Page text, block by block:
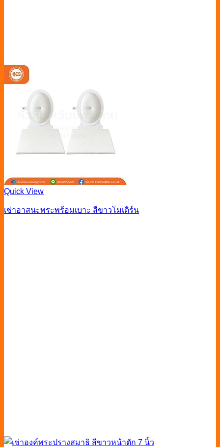
Quick View
เช่าอาสนะพระพร้อมเบาะ สีขาวโมเดิร์น